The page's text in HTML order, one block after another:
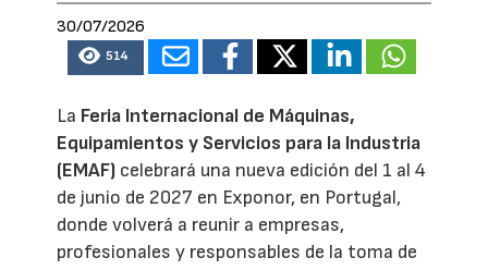
30/07/2026
514
La Feria Internacional de Máquinas,
Equipamientos y Servicios para la Industria
(EMAF) celebrará una nueva edición del 1 al 4
de junio de 2027 en Exponor, en Portugal,
donde volverá a reunir a empresas,
profesionales y responsables de la toma de